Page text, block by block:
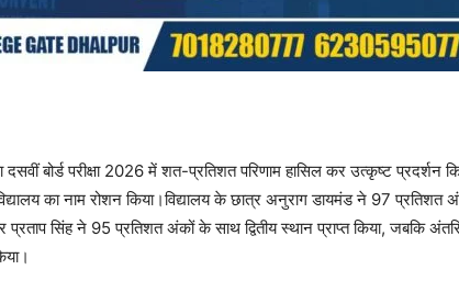
बोर्ड परीक्षा 2026 में शत-प्रतिशत परिणाम हासिल कर उत्कृष्ट प्रदर्शन
का नाम रोशन किया।विद्यालय के छात्र अनुराग डायमंड ने 97 प्रतिशत
सिंह ने 95 प्रतिशत अंकों के साथ द्वितीय स्थान प्राप्त किया, जबकि